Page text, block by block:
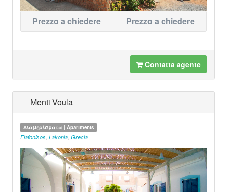
Prezzo a chiedere Prezzo a chiedere
Contatta agente
Menti Voula
Διαμερίσματα | Apartments
Elafonisos Lakonia Grecia